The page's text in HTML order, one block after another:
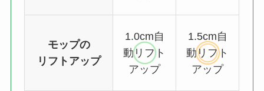
モップの
リフトアップ
1.0cm自
動リフト
アップ
1.5cm自
動リフト
アップ